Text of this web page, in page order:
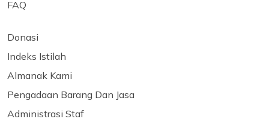
FAQ
Donasi
Indeks Istilah
Almanak Kami
Pengadaan Barang Dan Jasa
Administrasi Staf